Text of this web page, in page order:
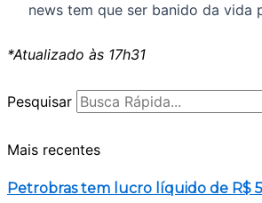
news tem que ser banido da vida
*Atualizado às 17h31
Pesquisar
Mais recentes
Petrobras tem lucro líquido de R$